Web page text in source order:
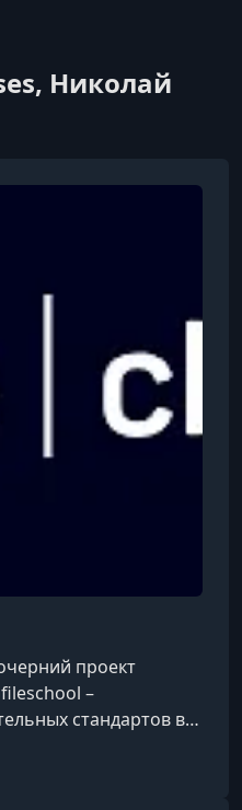
Николай
проект
–
стандартов в
специалисты